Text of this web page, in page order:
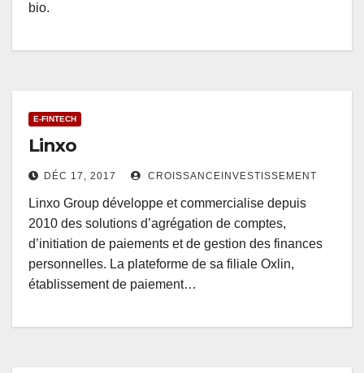
bio.
E-FINTECH
Linxo
DÉC 17, 2017 CROISSANCEINVESTISSEMENT
Linxo Group développe et commercialise depuis
2010 des solutions d’agrégation de comptes,
d’initiation de paiements et de gestion des finances
personnelles. La plateforme de sa filiale Oxlin,
établissement de paiement…